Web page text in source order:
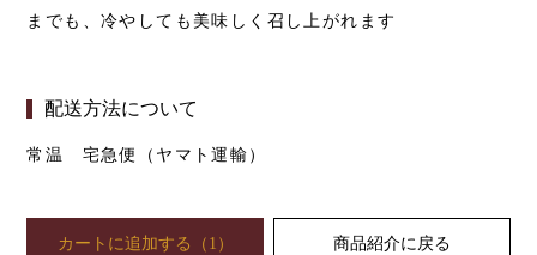
までも、冷やしても美味しく召し上がれます
配送方法について
常温 宅急便（ヤマト運輸）
カートに追加する （ 1 ） 商品紹介に戻る